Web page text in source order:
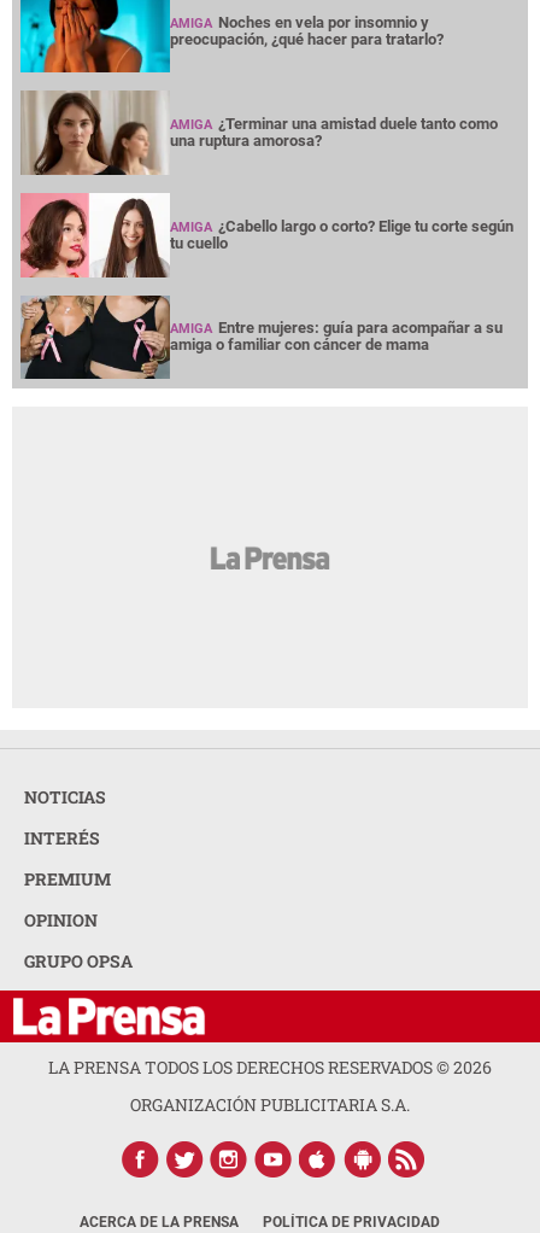
AMIGA Noches en vela por insomnio y
preocupación, ¿qué hacer para tratarlo?
AMIGA ¿Terminar una amistad duele tanto como
una ruptura amorosa?
AMIGA ¿Cabello largo o corto? Elige tu corte según
tu cuello
AMIGA Entre mujeres: guía para acompañar a su
amiga o familiar con cáncer de mama
NOTICIAS
INTERÉS
PREMIUM
OPINION
GRUPO OPSA
LA PRENSA TODOS LOS DERECHOS RESERVADOS ©2026
ORGANIZACIÓN PUBLICITARIA S.A.
ACERCA DE LA PRENSA POLÍTICA DE PRIVACIDAD